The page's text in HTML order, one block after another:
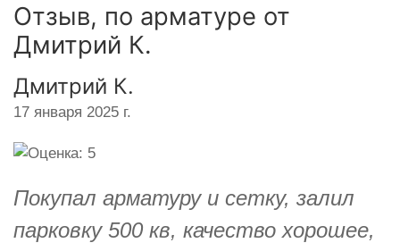
Отзыв, по арматуре от
Дмитрий К.
Дмитрий К.
17 января 2025 г.
Покупал арматуру и сетку, залил
парковку 500 кв, качество хорошее,